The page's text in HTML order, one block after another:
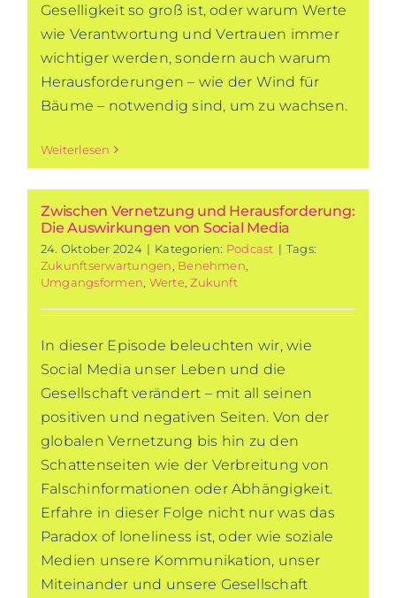
Geselligkeit so groß ist, oder warum Werte
wie Verantwortung und Vertrauen immer
wichtiger werden, sondern auch warum
Herausforderungen – wie der Wind für
Bäume – notwendig sind, um zu wachsen.
Weiterlesen
Zwischen Vernetzung und Herausforderung:
Die Auswirkungen von Social Media
24. Oktober 2024 | Kategorien: Podcast | Tags:
Zukunftserwartungen Benehmen
Umgangsformen Werte ,Zukunft
In dieser Episode beleuchten wir, wie
Social Media unser Leben und die
Gesellschaft verändert – mit all seinen
positiven und negativen Seiten. Von der
globalen Vernetzung bis hin zu den
Schattenseiten wie der Verbreitung von
Falschinformationen oder Abhängigkeit.
Erfahre in dieser Folge nicht nur was das
Paradox of loneliness ist, oder wie soziale
Medien unsere Kommunikation, unser
Miteinander und unsere Gesellschaft